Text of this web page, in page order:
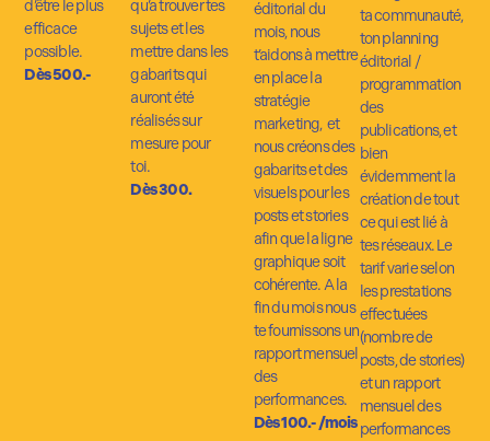
d’être le plus
efficace
possible.
Dès 500.-
qu’a trouver tes
sujets et les
mettre dans les
gabarits qui
auront été
réalisés sur
mesure pour
toi.
Dès 300.
éditorial du
mois, nous
t’aidons à mettre
en place la
stratégie
marketing, et
nous créons des
gabarits et des
visuels pour les
posts et stories
afin que la ligne
graphique soit
cohérente. A la
fin du mois nous
te fournissons un
rapport mensuel
des
performances.
Dès 100.- /mois
ta communauté,
ton planning
éditorial /
programmation
des
publications, et
bien
évidemment la
création de tout
ce qui est lié à
tes réseaux. Le
tarif varie selon
les prestations
effectuées
(nombre de
posts, de stories)
et un rapport
mensuel des
performances